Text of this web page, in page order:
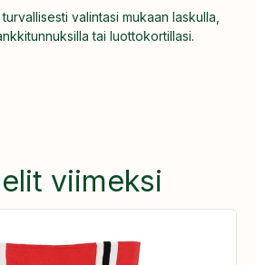
valintasi mukaan laskulla,
tai luottokortillasi.
viimeksi